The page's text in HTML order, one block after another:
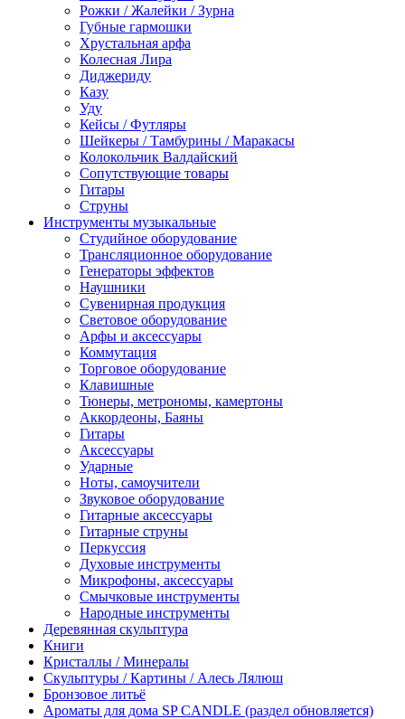
Рожки / Жалейки / Зурна
Губные гармошки
Хрустальная арфа
Колесная Лира
Диджериду
Казу
Уду
Кейсы / Футляры
Шейкеры / Тамбурины / Маракасы
Колокольчик Валдайский
Сопутствующие товары
Гитары
Струны
Инструменты музыкальные
Студийное оборудование
Трансляционное оборудование
Генераторы эффектов
Наушники
Сувенирная продукция
Световое оборудование
Арфы и аксессуары
Коммутация
Торговое оборудование
Клавишные
Тюнеры, метрономы, камертоны
Аккордеоны, Баяны
Гитары
Аксессуары
Ударные
Ноты, самоучители
Звуковое оборудование
Гитарные аксессуары
Гитарные струны
Перкуссия
Духовые инструменты
Микрофоны, аксессуары
Смычковые инструменты
Народные инструменты
Деревянная скульптура
Книги
Кристаллы / Минералы
Скульптуры / Картины / Алесь Лялюш
Бронзовое литьё
Ароматы для дома SP CANDLE (раздел обновляется)